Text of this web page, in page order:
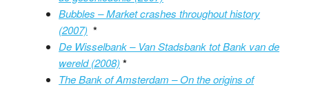
Bubbles – Market crashes throughout history
(2007) *
De Wisselbank – Van Stadsbank tot Bank van de
wereld (2008) *
The Bank of Amsterdam – On the origins of